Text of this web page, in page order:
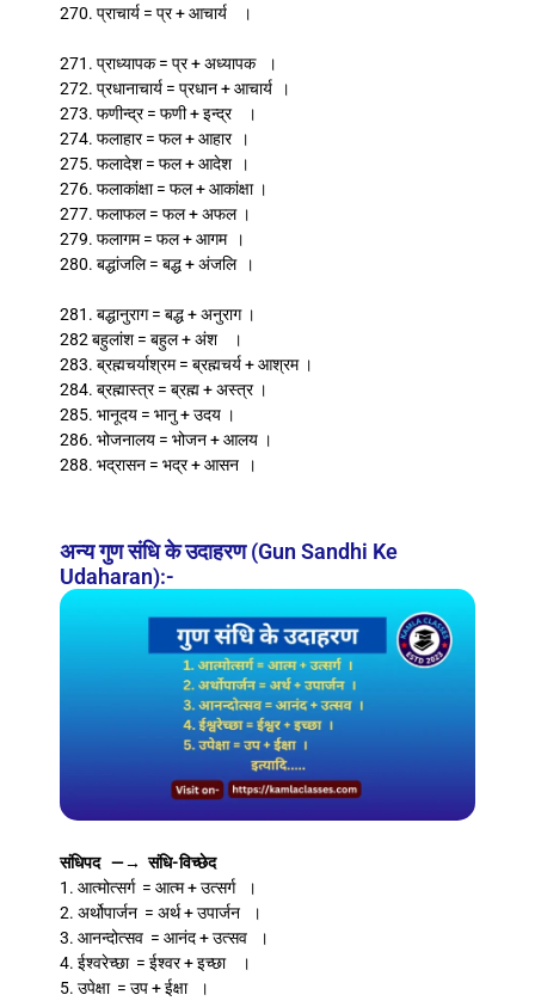
270. प्राचार्य = प्र + आचार्य ।
271. प्राध्यापक = प्र + अध्यापक ।
272. प्रधानाचार्य = प्रधान + आचार्य ।
273. फणीन्द्र = फणी + इन्द्र ।
274. फलाहार = फल + आहार ।
275. फलादेश = फल + आदेश ।
276. फलाकांक्षा = फल + आकांक्षा ।
277. फलाफल = फल + अफल ।
279. फलागम = फल + आगम ।
280. बद्धांजलि = बद्ध + अंजलि ।
281. बद्धानुराग = बद्ध + अनुराग ।
282 बहुलांश = बहुल + अंश ।
283. ब्रह्मचर्याश्रम = ब्रह्मचर्य + आश्रम ।
284. ब्रह्मास्त्र = ब्रह्म + अस्त्र ।
285. भानूदय = भानु + उदय ।
286. भोजनालय = भोजन + आलय ।
288. भद्रासन = भद्र + आसन ।
अन्य गुण संधि के उदाहरण (Gun Sandhi Ke
Udaharan):-
संधिपद —→ संधि-विच्छेद
1. आत्मोत्सर्ग = आत्म + उत्सर्ग ।
2. अर्थोपार्जन = अर्थ + उपार्जन ।
3. आनन्दोत्सव = आनंद + उत्सव ।
4. ईश्वरेच्छा = ईश्वर + इच्छा ।
5. उपेक्षा = उप + ईक्षा ।